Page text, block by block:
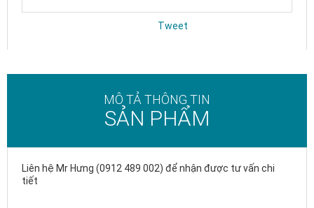
Tweet
MÔ TẢ THÔNG TIN
SẢN PHẨM
Liên hệ Mr Hưng (0912 489 002) để nhận được tư vấn chi
tiết